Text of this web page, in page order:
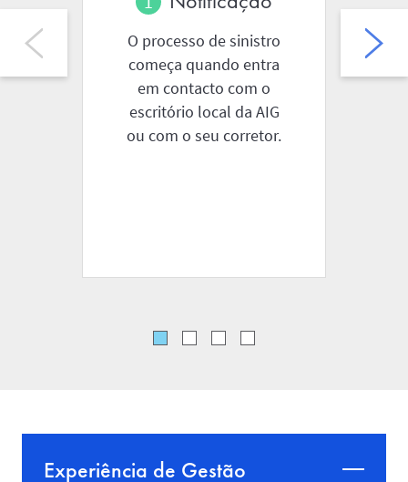
O processo de sinistro
começa quando entra
em contacto com o
escritório local da AIG
ou com o seu corretor.
Experiência de Gestão